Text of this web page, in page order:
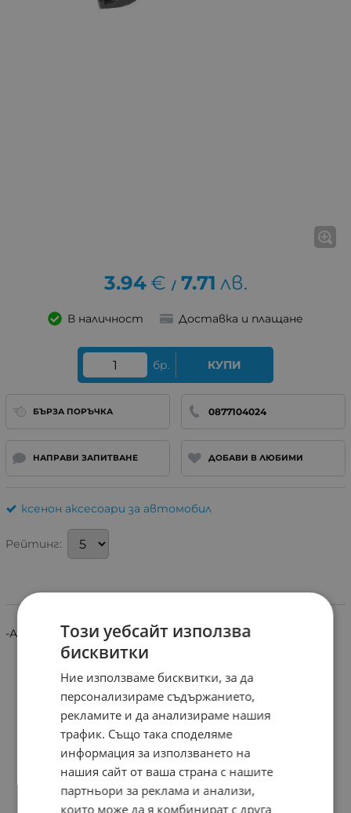
3.94€ / 7.71 лв.
В наличност Доставка и плащане
бр. КУПИ
БЪРЗА ПОРЪЧКА 0877104024
НАПРАВИ ЗАПИТВАНЕ ДОБАВИ В ЛЮБИМИ
ксенон аксесоари за автомобил
Рейтинг:
-Адаптер за монтаж на ксенон крушка на HONDA.
Този уебсайт използва
бисквитки
Ние използваме бисквитки, за да
персонализираме съдържанието,
рекламите и да анализираме нашия
трафик. Също така споделяме
информация за използването на
нашия сайт от ваша страна с нашите
партньори за реклама и анализи,
които може да я комбинират с друга